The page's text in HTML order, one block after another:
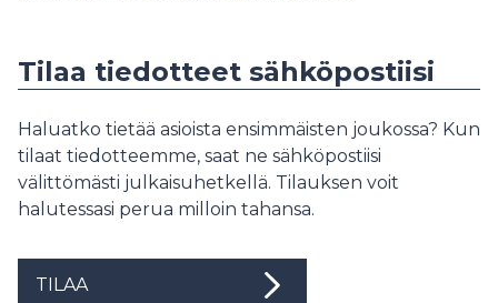
Tilaa tiedotteet sähköpostiisi
Haluatko tietää asioista ensimmäisten joukossa? Kun
tilaat tiedotteemme, saat ne sähköpostiisi
välittömästi julkaisuhetkellä. Tilauksen voit
halutessasi perua milloin tahansa.
TILAA